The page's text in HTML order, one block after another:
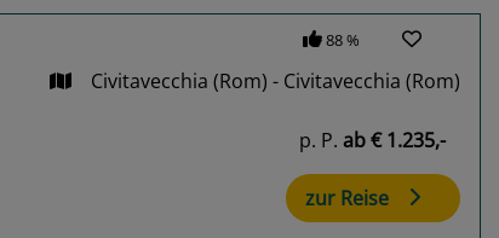
88 %
Civitavecchia (Rom) - Civitavecchia (Rom)
p. P. ab€ 1.235,-
zur Reise